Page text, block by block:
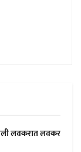
लवकरात लवकर